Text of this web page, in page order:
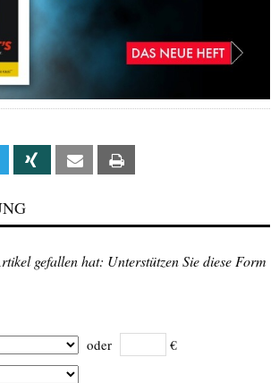
Linkedin Xing Email
gefallen hat: Unterstützen Sie diese Form
oder €